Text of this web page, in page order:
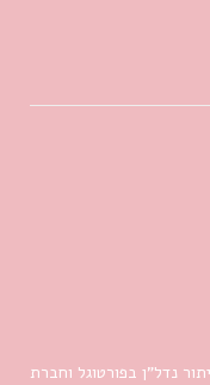
נדל”ן בפורטוגל וחברת